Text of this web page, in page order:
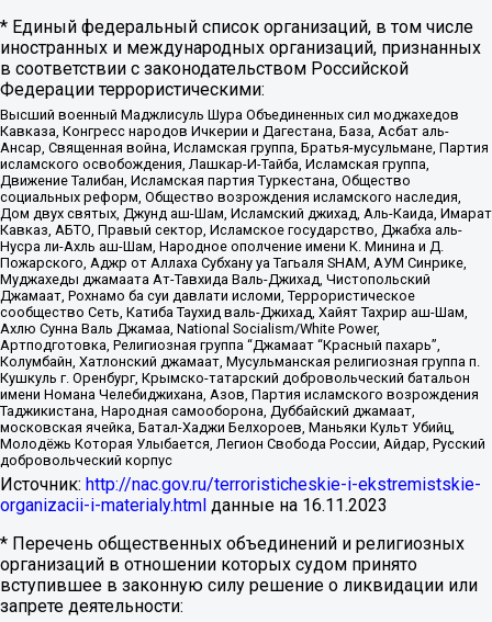
* Единый федеральный список организаций, в том числе
иностранных и международных организаций, признанных
в соответствии с законодательством Российской
Федерации террористическими:
Высший военный Маджлисуль Шура Объединенных сил моджахедов
Кавказа, Конгресс народов Ичкерии и Дагестана, База, Асбат аль-
Ансар, Священная война, Исламская группа, Братья-мусульмане, Партия
исламского освобождения, Лашкар-И-Тайба, Исламская группа,
Движение Талибан, Исламская партия Туркестана, Общество
социальных реформ, Общество возрождения исламского наследия,
Дом двух святых, Джунд аш-Шам, Исламский джихад, Аль-Каида, Имарат
Кавказ, АБТО, Правый сектор, Исламское государство, Джабха аль-
Нусра ли-Ахль аш-Шам, Народное ополчение имени К. Минина и Д.
Пожарского, Аджр от Аллаха Субхану уа Тагьаля SHAM, АУМ Синрике,
Муджахеды джамаата Ат-Тавхида Валь-Джихад, Чистопольский
Джамаат, Рохнамо ба суи давлати исломи, Террористическое
сообщество Сеть, Катиба Таухид валь-Джихад, Хайят Тахрир аш-Шам,
Ахлю Сунна Валь Джамаа, National Socialism/White Power,
Артподготовка, Религиозная группа “Джамаат “Красный пахарь”,
Колумбайн, Хатлонский джамаат, Мусульманская религиозная группа п.
Кушкуль г. Оренбург, Крымско-татарский добровольческий батальон
имени Номана Челебиджихана, Азов, Партия исламского возрождения
Таджикистана, Народная самооборона, Дуббайский джамаат,
московская ячейка, Батал-Хаджи Белхороев, Маньяки Культ Убийц,
Молодёжь Которая Улыбается, Легион Свобода России, Айдар, Русский
добровольческий корпус
Источник: http://nac.gov.ru/terroristicheskie-i-ekstremistskie-
organizacii-i-materialy.html данные на 16.11.2023
* Перечень общественных объединений и религиозных
организаций в отношении которых судом принято
вступившее в законную силу решение о ликвидации или
запрете деятельности: